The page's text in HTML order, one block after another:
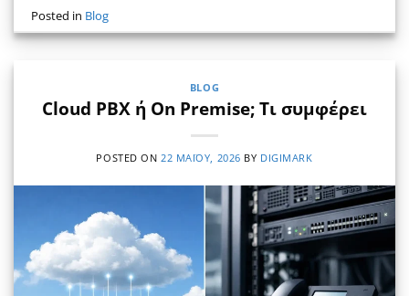
Posted in Blog
BLOG
Cloud PBX ή On Premise; Τι συμφέρει
POSTED ON 22 ΜΑΪ́ΟΥ, 2026 BY DIGIMARK